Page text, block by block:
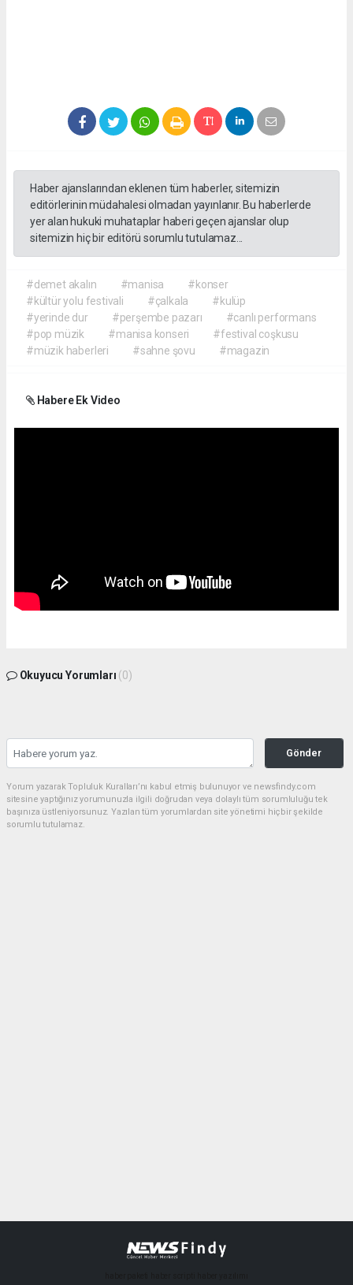
Haber ajanslarından eklenen tüm haberler, sitemizin
editörlerinin müdahalesi olmadan yayınlanır. Bu haberlerde
yer alan hukuki muhataplar haberi geçen ajanslar olup
sitemizin hiç bir editörü sorumlu tutulamaz...
#demet akalın #manisa
#konser
#kültür yolu festivali
#çalkala
#kulüp
#yerinde dur
#perşembe pazarı
#canlı performans
#pop müzik
#manisa konseri
#festival coşkusu
#müzik haberleri
#sahne şovu #magazin
Habere Ek Video
Okuyucu Yorumları (0)
Gönder
Yorum yazarak Topluluk Kuralları’nı kabul etmiş bulunuyor ve newsfindy.com
sitesine yaptığınız yorumunuzla ilgili doğrudan veya dolaylı tüm sorumluluğu tek
başınıza üstleniyorsunuz. Yazılan tüm yorumlardan site yönetimi hiçbir şekilde
sorumlu tutulamaz.